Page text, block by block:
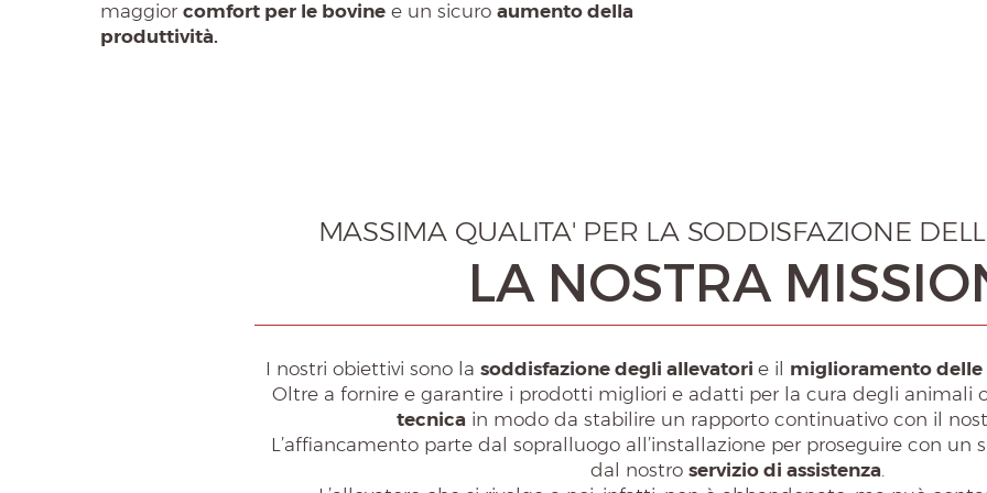
maggior comfort per le bovinee un sicuro aumento della
produttività.
MASSIMA QUALITA' PER LA SODDISFAZIONE
LA NOSTRA
I nostri obiettivi sono la soddisfazione degli allevatori e il miglioramento
Oltre a fornire e garantire i prodotti migliori e adatti per la cura degli animali
tecnica in modo da stabilire un rapporto continuativo con il
L’affiancamento parte dal sopralluogo all’installazione per proseguire con un
dal nostro servizio di assistenza.